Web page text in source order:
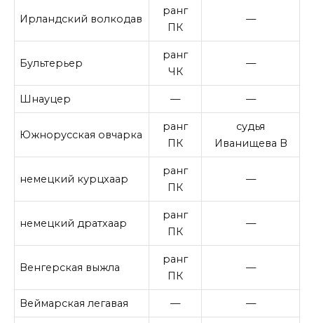
Ирландский волкодав
ранг
ПК
—
Бультерьер
ранг
ЧК
—
Шнауцер — —
Южнорусская овчарка
ранг
ПК
судья
Иванищева В
немецкий курцхаар
ранг
ПК
—
немецкий дратхаар
ранг
ПК
—
Венгерская выжла
ранг
ПК
—
Веймарская легавая — —